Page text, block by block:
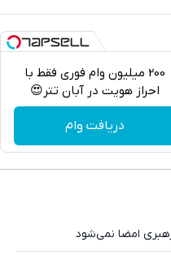
واتساپ
200 میلیون وام فوری فقط با
احراز هویت در آبان تتر😍
دریافت وام
امضا نمی‌شود